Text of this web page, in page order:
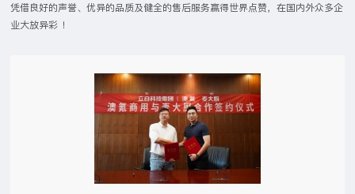
凭借良好的声誉、优异的品质及健全的售后服务赢得世界点赞，在国内外众多企
业大放异彩 ！